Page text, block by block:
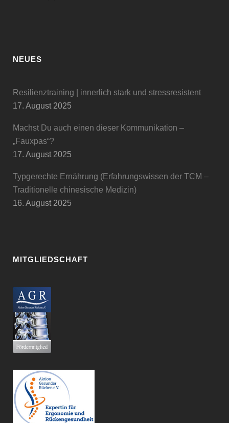
NEUES
Resilienztraining | innerlich stark und stressresistent
17. August 2025
Machst Du auch einen dieser Kommunikation –
„Fauxpas“?
17. August 2025
Typgerechte Ernährung (Erfahrungswissen der TCM –
Traditionelle chinesische Medizin)
16. August 2025
MITGLIEDSCHAFT